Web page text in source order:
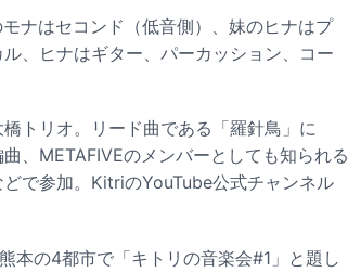
ナはセコンド（低音側）、妹のヒナはプ
、ヒナはギター、パーカッション、コー
トリオ。リード曲である「羅針鳥」に
、METAFIVEのメンバーとしても知られる
で参加。KitriのYouTube公式チャンネル
本の4都市で「キトリの音楽会#1」と題し